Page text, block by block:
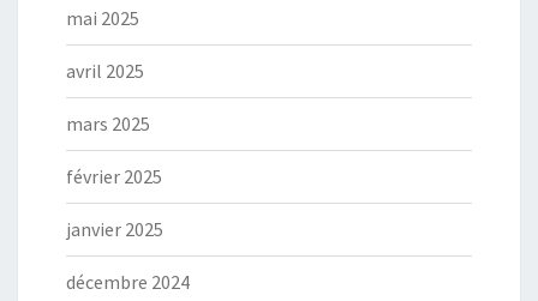
mai 2025
avril 2025
mars 2025
février 2025
janvier 2025
décembre 2024